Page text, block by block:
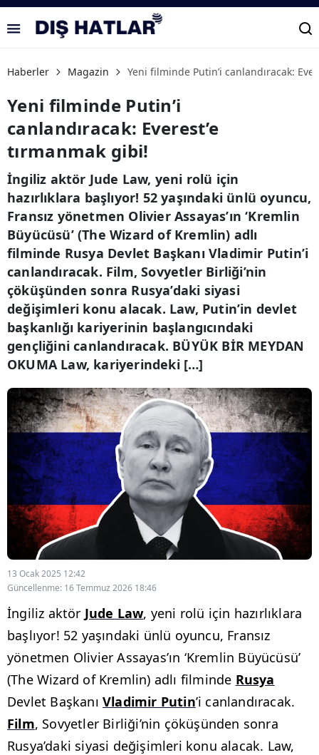
Haberler Magazin Yeni filminde Putin’i canlandıracak:
Yeni filminde Putin’i
canlandıracak: Everest’e
tırmanmak gibi!
İngiliz aktör Jude Law, yeni rolü için
hazırlıklara başlıyor! 52 yaşındaki ünlü oyuncu,
Fransız yönetmen Olivier Assayas’ın ‘Kremlin
Büyücüsü’ (The Wizard of Kremlin) adlı
filminde Rusya Devlet Başkanı Vladimir Putin’i
canlandıracak. Film, Sovyetler Birliği’nin
çöküşünden sonra Rusya’daki siyasi
değişimleri konu alacak. Law, Putin’in devlet
başkanlığı kariyerinin başlangıcındaki
gençliğini canlandıracak. BÜYÜK BİR MEYDAN
OKUMA Law, kariyerindeki […]
13 Ocak 2025 12:42
Güncellenme: 16 Temmuz 2026 18:46
İngiliz aktör Jude Law, yeni rolü için hazırlıklara
başlıyor! 52 yaşındaki ünlü oyuncu, Fransız
yönetmen Olivier Assayas’ın ‘Kremlin Büyücüsü’
(The Wizard of Kremlin) adlı filminde Rusya
Devlet Başkanı Vladimir Putin’i canlandıracak.
Film, Sovyetler Birliği’nin çöküşünden sonra
Rusya’daki siyasi değişimleri konu alacak. Law,